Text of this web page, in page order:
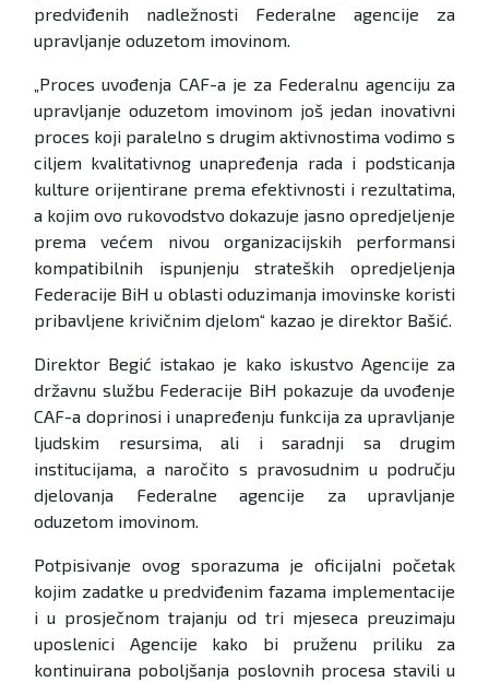
predviđenih nadležnosti Federalne agencije za
upravljanje oduzetom imovinom.
„Proces uvođenja CAF-a je za Federalnu agenciju za
upravljanje oduzetom imovinom još jedan inovativni
proces koji paralelno s drugim aktivnostima vodimo s
ciljem kvalitativnog unapređenja rada i podsticanja
kulture orijentirane prema efektivnosti i rezultatima,
a kojim ovo rukovodstvo dokazuje jasno opredjeljenje
prema većem nivou organizacijskih performansi
kompatibilnih ispunjenju strateških opredjeljenja
Federacije BiH u oblasti oduzimanja imovinske koristi
pribavljene krivičnim djelom“ kazao je direktor Bašić.
Direktor Begić istakao je kako iskustvo Agencije za
državnu službu Federacije BiH pokazuje da uvođenje
CAF-a doprinosi i unapređenju funkcija za upravljanje
ljudskim resursima, ali i saradnji sa drugim
institucijama, a naročito s pravosudnim u području
djelovanja Federalne agencije za upravljanje
oduzetom imovinom.
Potpisivanje ovog sporazuma je oficijalni početak
kojim zadatke u predviđenim fazama implementacije
i u prosječnom trajanju od tri mjeseca preuzimaju
uposlenici Agencije kako bi pruženu priliku za
kontinuirana poboljšanja poslovnih procesa stavili u